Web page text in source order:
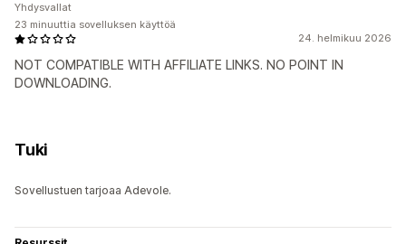
24. helmikuu 2026
NOT COMPATIBLE WITH AFFILIATE LINKS. NO POINT IN
DOWNLOADING.
Yhdysvallat
23 minuuttia sovelluksen käyttöä
Tuki
Sovellustuen tarjoaa Adevole.